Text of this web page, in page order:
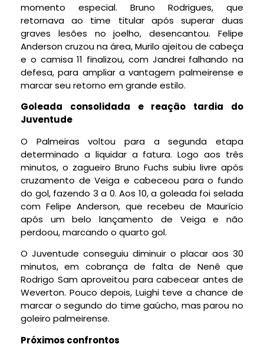
momento especial. Bruno Rodrigues, que
retornava ao time titular após superar duas
graves lesões no joelho, desencantou. Felipe
Anderson cruzou na área, Murilo ajeitou de cabeça
e o camisa 11 finalizou, com Jandrei falhando na
defesa, para ampliar a vantagem palmeirense e
marcar seu retorno em grande estilo.
Goleada consolidada e reação tardia do
Juventude
O Palmeiras voltou para a segunda etapa
determinado a liquidar a fatura. Logo aos três
minutos, o zagueiro Bruno Fuchs subiu livre após
cruzamento de Veiga e cabeceou para o fundo
do gol, fazendo 3 a 0. Aos 10, a goleada foi selada
com Felipe Anderson, que recebeu de Maurício
após um belo lançamento de Veiga e não
perdoou, marcando o quarto gol.
O Juventude conseguiu diminuir o placar aos 30
minutos, em cobrança de falta de Nenê que
Rodrigo Sam aproveitou para cabecear antes de
Weverton. Pouco depois, Luighi teve a chance de
marcar o segundo do time gaúcho, mas parou no
goleiro palmeirense.
Próximos confrontos